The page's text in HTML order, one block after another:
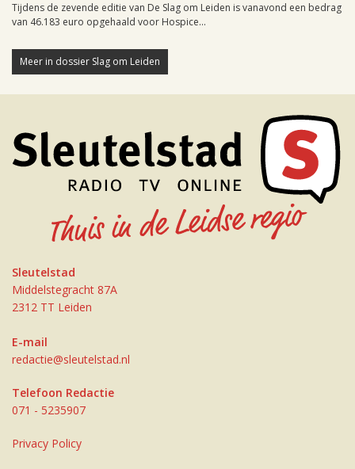
Tijdens de zevende editie van De Slag om Leiden is vanavond een bedrag
van 46.183 euro opgehaald voor Hospice...
Meer in dossier Slag om Leiden
Sleutelstad
Middelstegracht 87A
2312 TT Leiden
E-mail
redactie@sleutelstad.nl
Telefoon Redactie
071 - 5235907
Privacy Policy